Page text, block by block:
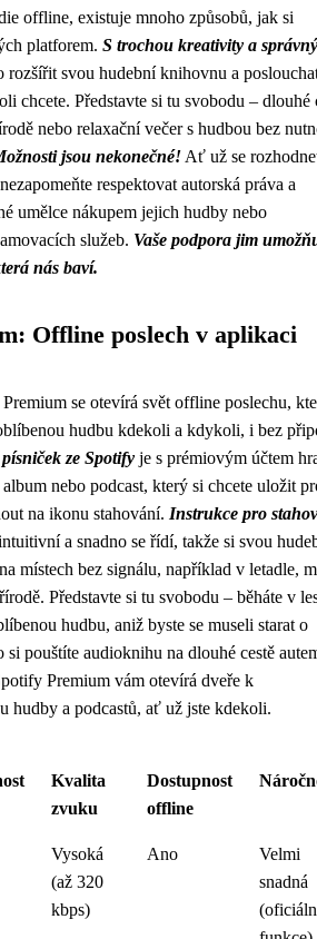
offline, existuje mnoho způsobů, jak si
platforem. S trochou kreativity a
rozšířit svou hudební knihovnu a
chcete. Představte si tu svobodu – dlouhé
nebo relaxační večer s hudbou bez
jsou nekonečné! Ať už se
respektovat autorská práva a
umělce nákupem jejich hudby nebo
služeb. Vaše podpora jim
nás baví.
Offline poslech v aplikaci
se otevírá svět offline poslechu,
hudbu kdekoli a kdykoli, i bez
ze Spotify je s prémiovým účtem
nebo podcast, který si chcete uložit
na ikonu stahování. Instrukce pro
a snadno se řídí, takže si svou
místech bez signálu, například v letadle,
Představte si tu svobodu – běháte v
hudbu, aniž byste se museli starat o
pouštíte audioknihu na dlouhé cestě
Premium vám otevírá dveře k
hudby a podcastů, ať už jste kdekoli.
Kvalita
zvuku
Dostupnost
offline
Vysoká
(až 320
kbps)
Ano
Velmi
snadná